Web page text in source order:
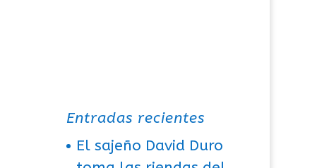
Entradas recientes
El sajeño David Duro